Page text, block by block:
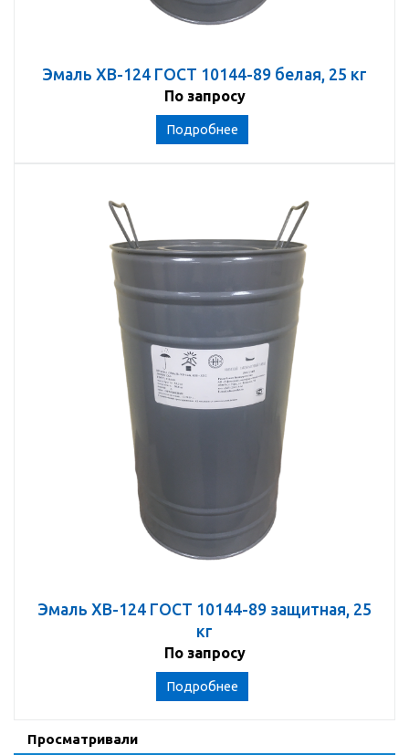
Эмаль ХВ-124 ГОСТ 10144-89 белая, 25 кг
По запросу
Подробнее
Эмаль ХВ-124 ГОСТ 10144-89 защитная, 25
кг
По запросу
Подробнее
Просматривали